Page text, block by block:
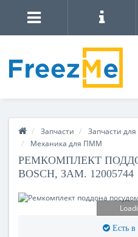
Запчасти
Запчасти
Механика для ПММ
РЕМКОМПЛЕКТ
BOSCH, ЗАМ. 12005744
Есть